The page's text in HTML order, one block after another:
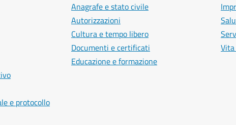
e protocollo
Anagrafe e stato civile
Autorizzazioni
Cultura e tempo libero
Documenti e certificati
Educazione e formazione